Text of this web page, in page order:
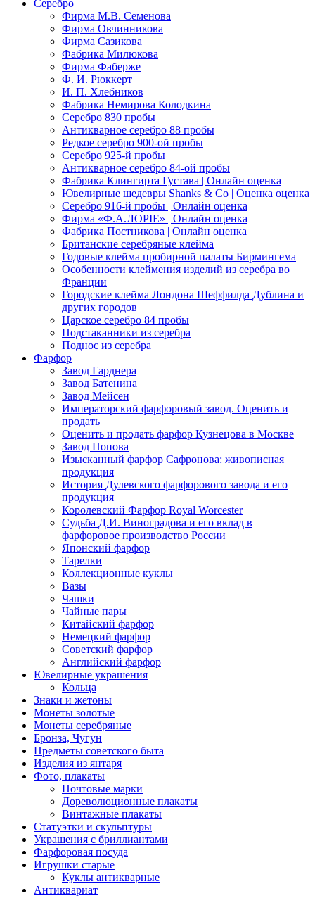
Серебро
Фирма М.В. Семенова
Фирма Овчинникова
Фирма Сазикова
Фабрика Милюкова
Фирма Фаберже
Ф. И. Рюккерт
И. П. Хлебников
Фабрика Немирова Колодкина
Серебро 830 пробы
Антикварное серебро 88 пробы
Редкое серебро 900-ой пробы
Серебро 925-й пробы
Антикварное серебро 84-ой пробы
Фабрика Клингирта Густава | Онлайн оценка
Ювелирные шедевры Shanks & Co | Оценка оценка
Серебро 916-й пробы | Онлайн оценка
Фирма «Ф.А.ЛОРIЕ» | Онлайн оценка
Фабрика Постникова | Онлайн оценка
Британские серебряные клейма
Годовые клейма пробирной палаты Бирмингема
Особенности клеймения изделий из серебра во
Франции
Городские клейма Лондона Шеффилда Дублина и
других городов
Царское серебро 84 пробы
Подстаканники из серебра
Поднос из серебра
Фарфор
Завод Гарднера
Завод Батенина
Завод Мейсен
Императорский фарфоровый завод. Оценить и
продать
Оценить и продать фарфор Кузнецова в Москве
Завод Попова
Изысканный фарфор Сафронова: живописная
продукция
История Дулевского фарфорового завода и его
продукция
Королевский Фарфор Royal Worcester
Судьба Д.И. Виноградова и его вклад в
фарфоровое производство России
Японский фарфор
Тарелки
Коллекционные куклы
Вазы
Чашки
Чайные пары
Китайский фарфор
Немецкий фарфор
Советский фарфор
Английский фарфор
Ювелирные украшения
Кольца
Знаки и жетоны
Монеты золотые
Монеты серебряные
Бронза, Чугун
Предметы советского быта
Изделия из янтаря
Фото, плакаты
Почтовые марки
Дореволюционные плакаты
Винтажные плакаты
Статуэтки и скульптуры
Украшения с бриллиантами
Фарфоровая посуда
Игрушки старые
Куклы антикварные
Антиквариат